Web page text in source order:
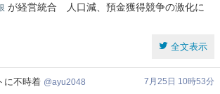
が経営統合 人口減、預金獲得競争の激化に
全文表示
不時着 ayu2048
7月25日 10時53分